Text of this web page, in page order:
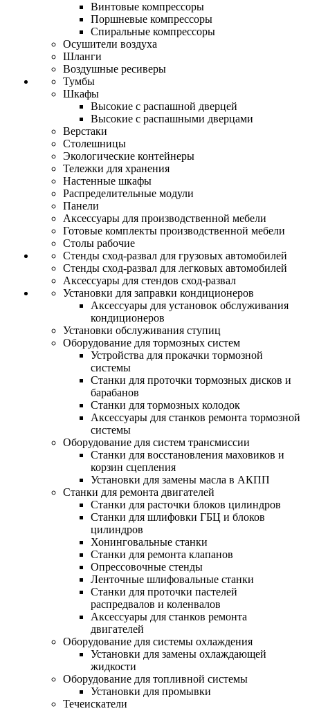
Винтовые компрессоры
Поршневые компрессоры
Спиральные компрессоры
Осушители воздуха
Шланги
Воздушные ресиверы
Тумбы
Шкафы
Высокие с распашной дверцей
Высокие с распашными дверцами
Верстаки
Столешницы
Экологические контейнеры
Тележки для хранения
Настенные шкафы
Распределительные модули
Панели
Аксессуары для производственной мебели
Готовые комплекты производственной мебели
Столы рабочие
Стенды сход-развал для грузовых автомобилей
Стенды сход-развал для легковых автомобилей
Аксессуары для стендов сход-развал
Установки для заправки кондиционеров
Аксессуары для установок обслуживания
кондиционеров
Установки обслуживания ступиц
Оборудование для тормозных систем
Устройства для прокачки тормозной
системы
Станки для проточки тормозных дисков и
барабанов
Станки для тормозных колодок
Аксессуары для станков ремонта тормозной
системы
Оборудование для систем трансмиссии
Станки для восстановления маховиков и
корзин сцепления
Установки для замены масла в АКПП
Станки для ремонта двигателей
Станки для расточки блоков цилиндров
Станки для шлифовки ГБЦ и блоков
цилиндров
Хонинговальные станки
Станки для ремонта клапанов
Опрессовочные стенды
Ленточные шлифовальные станки
Станки для проточки пастелей
распредвалов и коленвалов
Аксессуары для станков ремонта
двигателей
Оборудование для системы охлаждения
Установки для замены охлаждающей
жидкости
Оборудование для топливной системы
Установки для промывки
Течеискатели